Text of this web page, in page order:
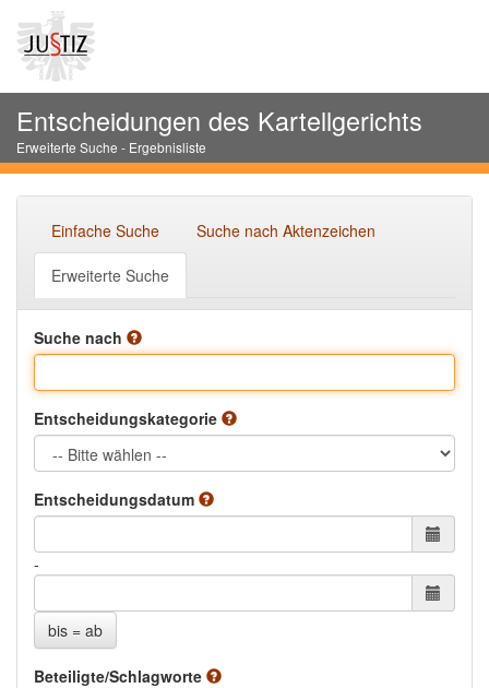
Entscheidungen des Kartellgerichts
Erweiterte Suche - Ergebnisliste
Einfache Suche Suche nach Aktenzeichen
Erweiterte Suche
Suche nach
Entscheidungskategorie
Entscheidungsdatum
ab
-
bis = ab
Beteiligte/Schlagworte